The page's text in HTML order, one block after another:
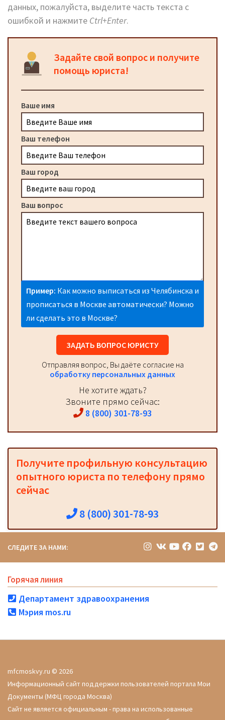
данных, пожалуйста, выделите часть текста с
ошибкой и нажмите Ctrl+Enter.
Задайте свой вопрос и получите
помощь юриста!
Ваше имя
Ваш телефон
Ваш город
Ваш вопрос
Пример: Как можно выписаться из Челябинска и
прописаться в Москве автоматически? Можно
ли сделать это в Москве?
ЗАДАТЬ ВОПРОС ЮРИСТУ
Отправляя вопрос, Вы даёте согласие на
обработку персональных данных
Не хотите ждать?
Звоните прямо сейчас:
8 (800) 301-78-93
Получите профильную консультацию
опытного юриста по телефону прямо
сейчас
8 (800) 301-78-93
СЛЕДИТЕ ЗА НАМИ:
Горячая линия
Департамент здравоохранения
Мэрия mos.ru
mfcmoskvy.ru © 2026
Информационный сайт поддержки пользователей портала Мои
Документы (МФЦ города Москва)
Сайт не является официальным - права на использованные